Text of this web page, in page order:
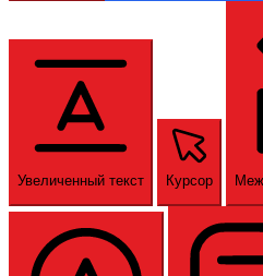
Увеличенный текст Курсор